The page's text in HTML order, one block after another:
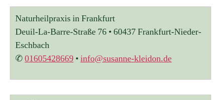
e
r
n
a
t
v
Naturheilpraxis in Frankfurt
Deuil-La-Barre-Straße 76 • 60437 Frankfurt-Nieder-
Eschbach
✆01605428669 •info@susanne-kleidon.de